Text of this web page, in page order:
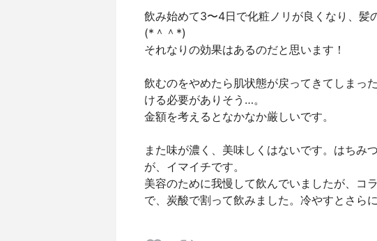
飲み始めて3〜4日で化粧ノリが良くなり、髪
(*＾＾*)
それなりの効果はあるのだと思います！
飲むのをやめたら肌状態が戻ってきてしまっ
ける必要がありそう…。
金額を考えるとなかなか厳しいです。
また味が濃く、美味しくはないです。はちみ
が、イマイチです。
美容のために我慢して飲んでいましたが、コ
で、炭酸で割って飲みました。冷やすとさら